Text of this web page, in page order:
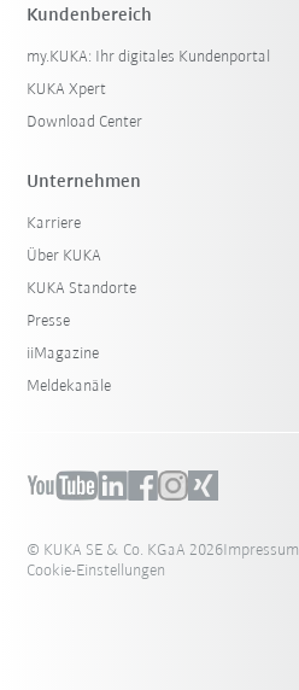
Kundenbereich
my.KUKA: Ihr digitales Kundenportal
KUKA Xpert
Download Center
Unternehmen
Karriere
Über KUKA
KUKA Standorte
Presse
iiMagazine
Meldekanäle
© KUKA SE & Co. KGaA 2026Impressum
Cookie-Einstellungen